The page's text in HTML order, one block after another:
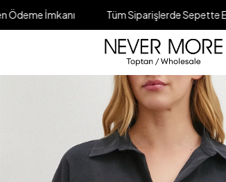
Tüm Siparişlerde Sepette Ek %5 İndirim